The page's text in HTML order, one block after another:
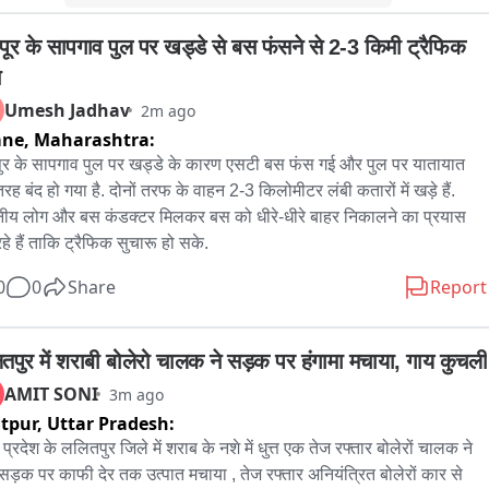
की कार्रवाई पर है. देखना होगा कि जांच के बाद जिम्मेदारों पर क्या कार्रवाई
है और लोगों को गुणवत्तापूर्ण सड़क कब तक मिल पाती है.
के सापगाव पुल पर खड्डे से बस फंसने से 2-3 किमी ट्रैफिक
Umesh Jadhav 2m ago
Maharashtra:
के सापगाव पुल पर खड्डे के कारण एसटी बस फंस गई और पुल पर यातायात
बंद हो गया है. दोनों तरफ के वाहन 2-3 किलोमीटर लंबी कतारों में खड़े हैं.
लोग और बस कंडक्टर मिलकर बस को धीरे-धीरे बाहर निकालने का प्रयास
हैं ताकि ट्रैफिक सुचारू हो सके.
0 Share Report
में शराबी बोलेरो चालक ने सड़क पर हंगामा मचाया, गाय कुचली
AMIT SONI 3m ago
Uttar Pradesh:
प्रदेश के ललितपुर जिले में शराब के नशे में धुत्त एक तेज रफ्तार बोलेरों चालक ने
पर काफी देर तक उत्पात मचाया , तेज रफ्तार अनियंत्रित बोलेरों कार से